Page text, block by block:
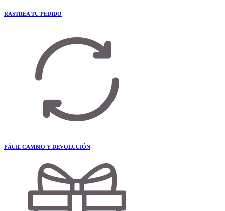
RASTREA TU PEDIDO
FÁCIL CAMBIO Y DEVOLUCIÓN